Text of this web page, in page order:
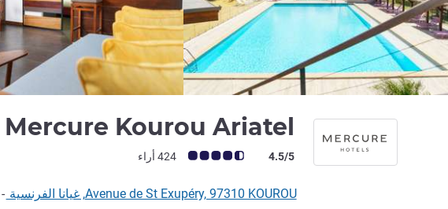
Kourou Ariatel
ملاحظة أراء العملاء (رأي ALL)
4.5/5 424 أراء
Avenue de St Exupéry, 97310 KOUROU, غيانا الفرنسية -